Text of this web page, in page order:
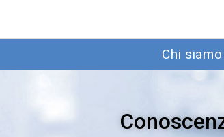
Chi siamo